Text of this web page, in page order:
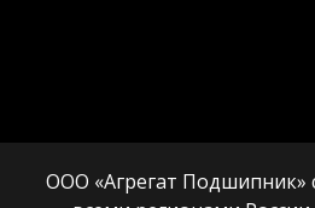
ООО «Агрегат Подшипник»